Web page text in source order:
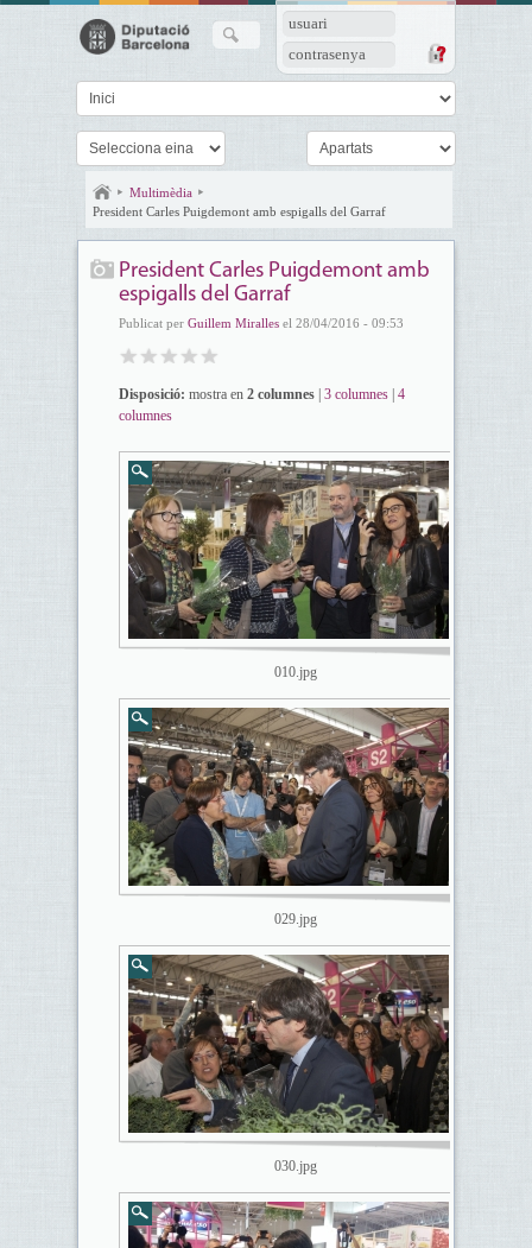
usuari
contrasenya
Multimèdia
President Carles Puigdemont amb espigalls del Garraf
President Carles Puigdemont amb
espigalls del Garraf
Publicat per Guillem Mirallesel 28/04/2016 - 09:53
Disposició: mostra en 2 columnes| 3 columnes| 4
columnes
010.jpg
029.jpg
030.jpg